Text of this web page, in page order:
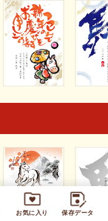
お気に入り 保存データ